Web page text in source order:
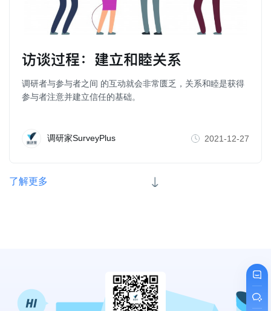
访谈过程：建立和睦关系
调研者与参与者之间 的互动就会非常匮乏，关系和睦是获得
参与者注意并建立信任的基础。
调研家SurveyPlus 2021-12-27
了解更多